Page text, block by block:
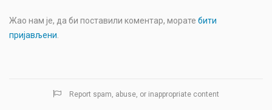
Жао нам је, да би поставили коментар, морате бити
пријављени
Report spam, abuse, or inappropriate content